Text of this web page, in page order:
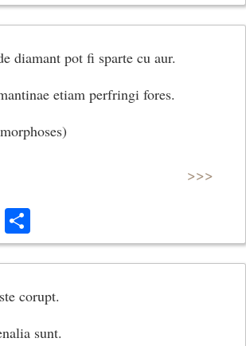
diamant pot fi sparte cu aur.
etiam perfringi fores.
>>>
Email
corupt.
sunt.